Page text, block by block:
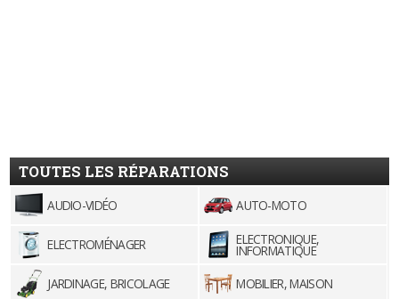
TOUTES LES RÉPARATIONS
AUDIO-VIDÉO AUTO-MOTO
ELECTROMÉNAGER ELECTRONIQUE,
INFORMATIQUE
JARDINAGE, BRICOLAGE
MOBILIER, MAISON